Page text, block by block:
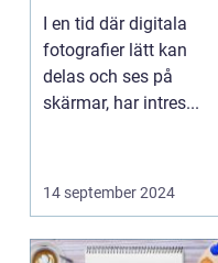
I en tid där digitala
fotografier lätt kan
delas och ses på
skärmar, har intres...
14 september 2024